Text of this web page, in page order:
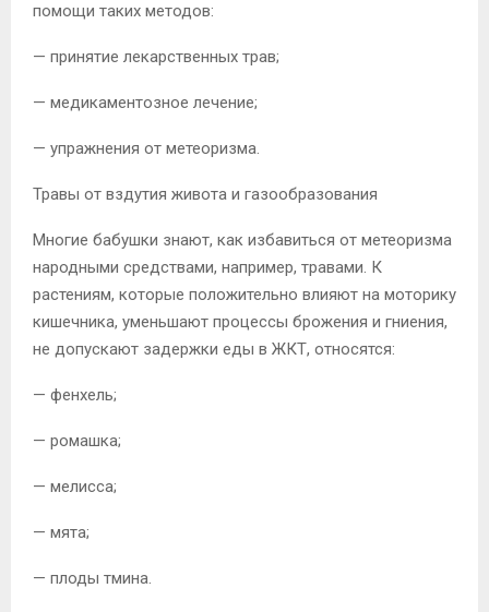
помощи таких методов:
— принятие лекарственных трав;
— медикаментозное лечение;
— упражнения от метеоризма.
Травы от вздутия живота и газообразования
Многие бабушки знают, как избавиться от метеоризма
народными средствами, например, травами. К
растениям, которые положительно влияют на моторику
кишечника, уменьшают процессы брожения и гниения,
не допускают задержки еды в ЖКТ, относятся:
— фенхель;
— ромашка;
— мелисса;
— мята;
— плоды тмина.